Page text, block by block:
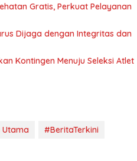
Gratis, Perkuat Pelayanan
Dijaga dengan Integritas dan
Kontingen Menuju Seleksi Atlet
#BeritaTerkini